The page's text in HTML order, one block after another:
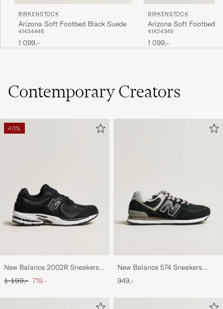
BIRKENSTOCK
Arizona Soft Footbed Black Suede
41434446
1 099,-
BIRKENSTOCK
Arizona Soft Footbed
Suede
41424345
1 099,-
Contemporary Creators
40%
New Balance 2002R Sneakers
Black
Ordinary pris
1 199,- Nedsat pris
719,-
New Balance 574 Sneakers
Black
949,-